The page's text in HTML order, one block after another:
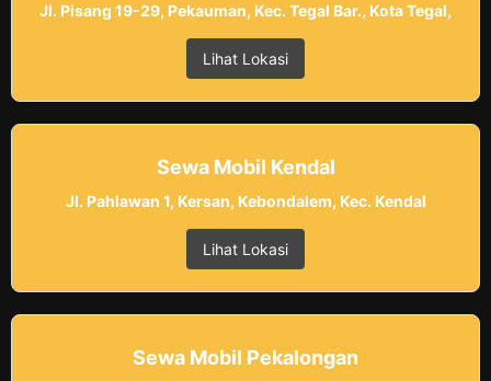
Jl. Pisang 19-29, Pekauman, Kec. Tegal Bar., Kota Tegal,
Lihat Lokasi
Sewa Mobil Kendal
Jl. Pahlawan 1, Kersan, Kebondalem, Kec. Kendal
Lihat Lokasi
Sewa Mobil Pekalongan